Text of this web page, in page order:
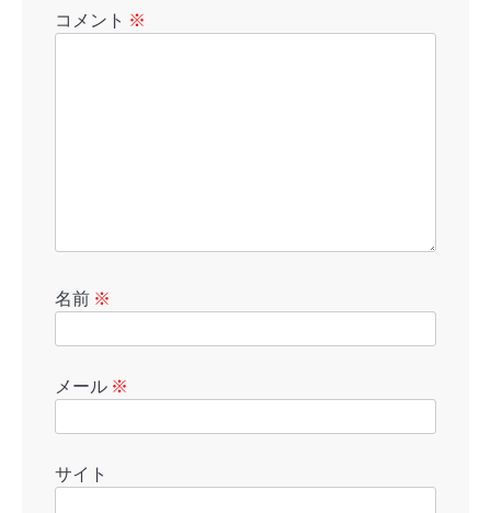
コメント ※
名前 ※
メール ※
サイト